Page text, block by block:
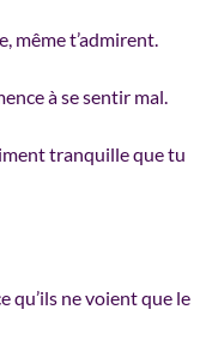
même t’admirent.
à se sentir mal.
tranquille que tu
qu’ils ne voient que le